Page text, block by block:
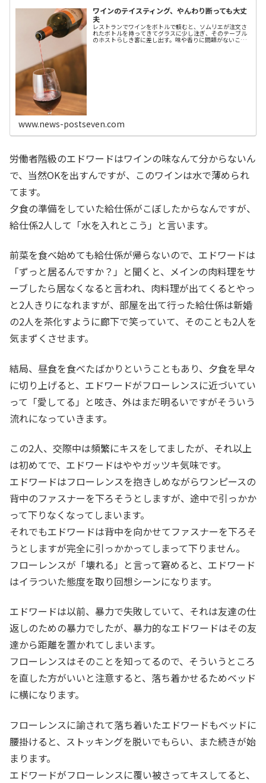
ワインのテイスティング、やんわり断っても大丈
夫
レストランでワインをボトルで頼むと、ソムリエが注文さ
れたボトルを持ってきてグラスに少し注ぎ、そのテーブル
のホストらしき客に差し出す。味や香りに問題がないこ…
www.news-postseven.com
労働者階級のエドワードはワインの味なんて分からないん
で、当然OKを出すんですが、このワインは水で薄められ
てます。
夕食の準備をしていた給仕係がこぼしたからなんですが、
給仕係2人して「水を入れとこう」と言います。
前菜を食べ始めても給仕係が帰らないので、エドワードは
「ずっと居るんですか？」と聞くと、メインの肉料理をサ
ーブしたら居なくなると言われ、肉料理が出てくるとやっ
と2人きりになれますが、部屋を出て行った給仕係は新婚
の2人を茶化すように廊下で笑っていて、そのことも2人を
気まずくさせます。
結局、昼食を食べたばかりということもあり、夕食を早々
に切り上げると、エドワードがフローレンスに近づいてい
って「愛してる」と呟き、外はまだ明るいですがそういう
流れになっていきます。
この2人、交際中は頻繁にキスをしてましたが、それ以上
は初めてで、エドワードはややガッツキ気味です。
エドワードはフローレンスを抱きしめながらワンピースの
背中のファスナーを下ろそうとしますが、途中で引っかか
って下りなくなってしまいます。
それでもエドワードは背中を向かせてファスナーを下ろそ
うとしますが完全に引っかかってしまって下りません。
フローレンスが「壊れる」と言って窘めると、エドワード
はイラついた態度を取り回想シーンになります。
エドワードは以前、暴力で失敗していて、それは友達の仕
返しのための暴力でしたが、暴力的なエドワードはその友
達から距離を置かれてしまいます。
フローレンスはそのことを知ってるので、そういうところ
を直した方がいいと注意すると、落ち着かせるためベッド
に横になります。
フローレンスに諭されて落ち着いたエドワードもベッドに
腰掛けると、ストッキングを脱いでもらい、また続きが始
まります。
エドワードがフローレンスに覆い被さってキスしてると、